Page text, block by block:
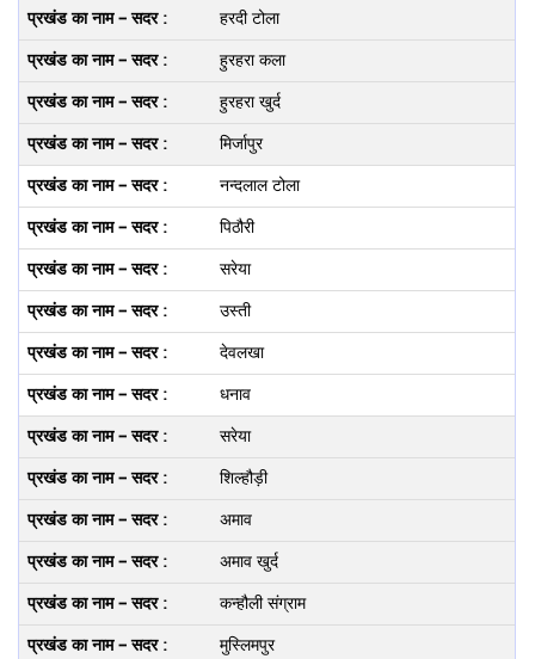
हरदी टोला
हुरहरा कला
हुरहरा खुर्द
मिर्जापुर
नन्‍दलाल टोला
पिठौरी
सरेया
उस्‍ती
देवलखा
धनाव
सरेया
शिल्‍हौड़ी
अमाव
अमाव खुर्द
कन्‍हौली संग्राम
मुस्लिमपुर